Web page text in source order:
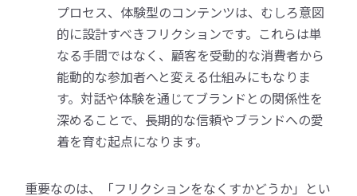
プロセス、体験型のコンテンツは、むしろ意図
的に設計すべきフリクションです。これらは単
なる手間ではなく、顧客を受動的な消費者から
能動的な参加者へと変える仕組みにもなりま
す。対話や体験を通じてブランドとの関係性を
深めることで、長期的な信頼やブランドへの愛
着を育む起点になります。
重要なのは、「フリクションをなくすかどうか」とい